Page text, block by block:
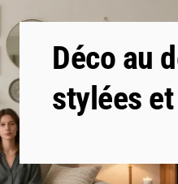
Déco au
stylées